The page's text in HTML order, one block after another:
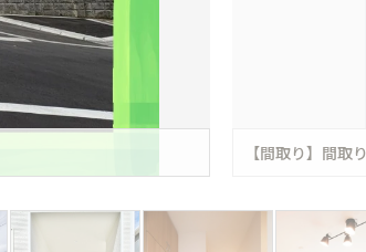
【間取り】間取り